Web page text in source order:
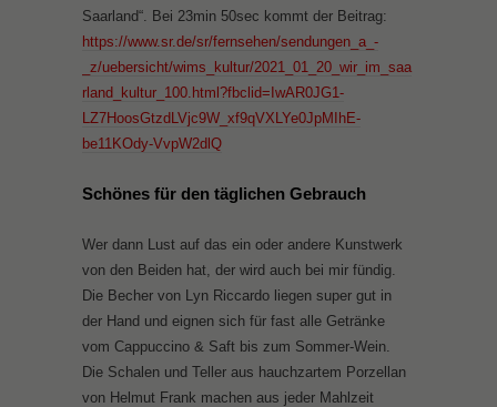
Saarland“. Bei 23min 50sec kommt der Beitrag:
https://www.sr.de/sr/fernsehen/sendungen_a_-
_z/uebersicht/wims_kultur/2021_01_20_wir_im_saa
rland_kultur_100.html?fbclid=IwAR0JG1-
LZ7HoosGtzdLVjc9W_xf9qVXLYe0JpMIhE-
be11KOdy-VvpW2dlQ
Schönes für den täglichen Gebrauch
Wer dann Lust auf das ein oder andere Kunstwerk
von den Beiden hat, der wird auch bei mir fündig.
Die Becher von Lyn Riccardo liegen super gut in
der Hand und eignen sich für fast alle Getränke
vom Cappuccino & Saft bis zum Sommer-Wein.
Die Schalen und Teller aus hauchzartem Porzellan
von Helmut Frank machen aus jeder Mahlzeit